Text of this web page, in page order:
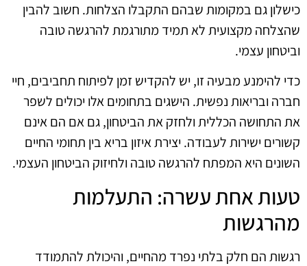
כישלון גם במקומות שבהם התקבלו הצלחות. חשוב להבין
שהצלחה מקצועית לא תמיד מתורגמת להרגשה טובה
וביטחון עצמי.
כדי להימנע מבעיה זו, יש להקדיש זמן לפיתוח תחביבים, חיי
חברה ובריאות נפשית. הישגים בתחומים אלו יכולים לשפר
את התחושה הכללית ולחזק את הביטחון, גם אם הם אינם
קשורים ישירות לעבודה. יצירת איזון בריא בין תחומי החיים
השונים היא המפתח להרגשה טובה ולחיזוק הביטחון העצמי.
טעות אחת עשרה: התעלמות
מהרגשות
רגשות הם חלק בלתי נפרד מהחיים, והיכולת להתמודד